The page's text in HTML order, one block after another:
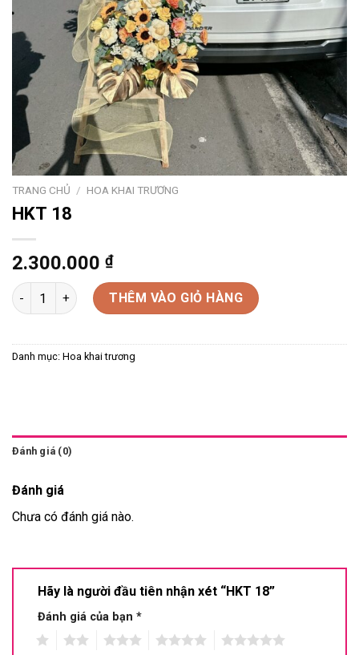
TRANG CHỦ / HOA KHAI TRƯƠNG
HKT 18
2.300.000 ₫
HKT 18 số lượng THÊM VÀO GIỎ HÀNG
Danh mục: Hoa khai trương
Đánh giá (0)
Đánh giá
Chưa có đánh giá nào.
Hãy là người đầu tiên nhận xét “HKT 18”
Đánh giá của bạn *